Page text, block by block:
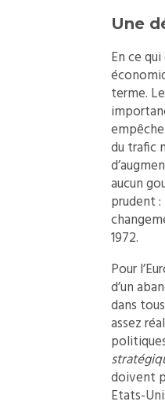
Une
En ce
terme.
du trafic
aucun
prudent
1972.
Pour
d’un
dans
assez
doivent
Etats-